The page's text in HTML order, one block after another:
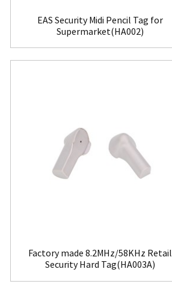
EAS Security Midi Pencil Tag for
Supermarket(HA002)
Factory made 8.2MHz/58KHz Retail
Security Hard Tag(HA003A)